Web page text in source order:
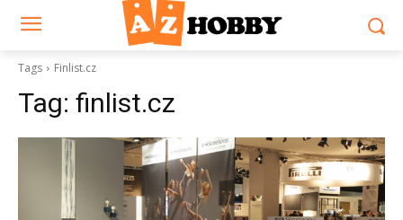
Tags Finlist.cz
Tag: finlist.cz